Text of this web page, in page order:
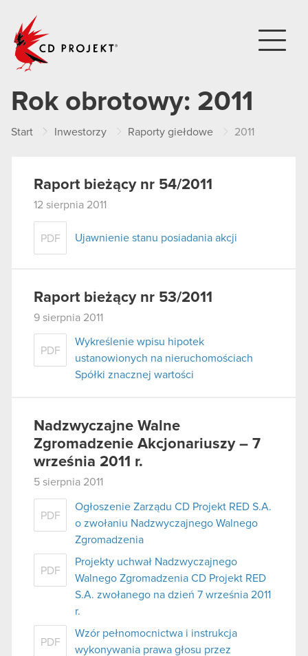
Rok obrotowy: 2011
Start Inwestorzy Raporty giełdowe 2011
Raport bieżący nr 54/2011
12 sierpnia 2011
PDF Ujawnienie stanu posiadania akcji
Raport bieżący nr 53/2011
9 sierpnia 2011
PDF
Wykreślenie wpisu hipotek
ustanowionych na nieruchomościach
Spółki znacznej wartości
Nadzwyczajne Walne
Zgromadzenie Akcjonariuszy – 7
września 2011 r.
5 sierpnia 2011
PDF
Ogłoszenie Zarządu CD Projekt RED S.A.
o zwołaniu Nadzwyczajnego Walnego
Zgromadzenia
PDF
Projekty uchwał Nadzwyczajnego
Walnego Zgromadzenia CD Projekt RED
S.A. zwołanego na dzień 7 września 2011
r.
PDF
Wzór pełnomocnictwa i instrukcja
wykonywania prawa głosu przez